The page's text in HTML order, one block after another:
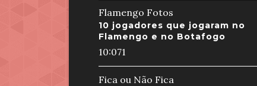
Flamengo Fotos
10 jogadores que jogaram no
Flamengo e no Botafogo
10:071
Fica ou Não Fica